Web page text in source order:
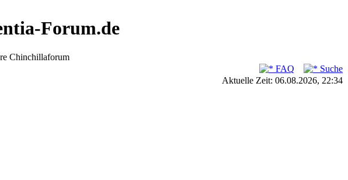
Forum.de
Chinchillaforum
FAQ
Suche
Aktuelle Zeit: 06.08.2026, 22:34